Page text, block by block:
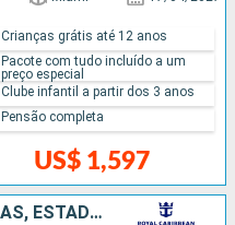
US$ 1,597
Crianças grátis até 12 anos
Pacote com tudo incluído a um
preço especial
Clube infantil a partir dos 3 anos
Pensão completa
HONDURAS, MÉXICO, BAHAMAS, ESTADOS UNIDOS